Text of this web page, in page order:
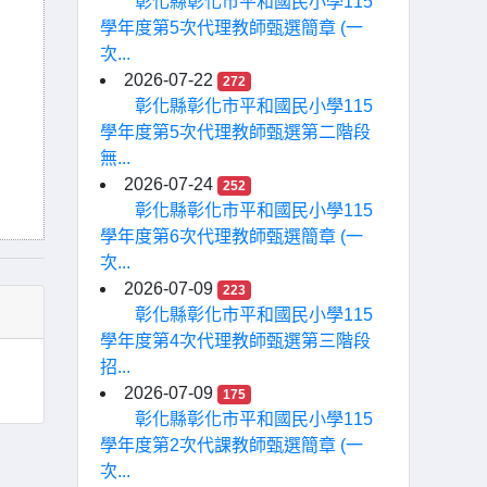
學年度第5次代理教師甄選簡章 (一
次...
2026-07-22
272
彰化縣彰化市平和國民小學115
學年度第5次代理教師甄選第二階段
無...
2026-07-24
252
彰化縣彰化市平和國民小學115
學年度第6次代理教師甄選簡章 (一
次...
2026-07-09
223
彰化縣彰化市平和國民小學115
學年度第4次代理教師甄選第三階段
招...
2026-07-09
175
彰化縣彰化市平和國民小學115
學年度第2次代課教師甄選簡章 (一
次...